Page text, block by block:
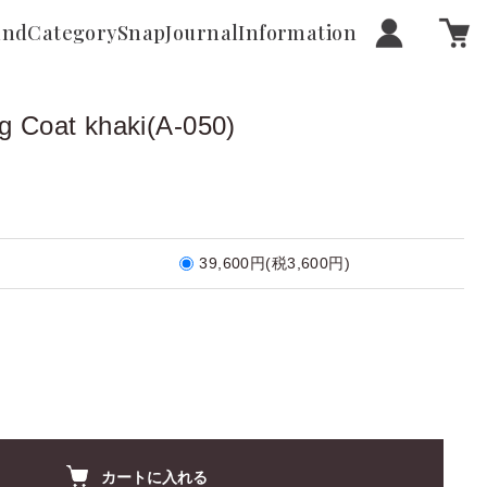
CategorySnapJournalInformation
Coat khaki(A-050)
39,600円(税3,600円)
カートに入れる